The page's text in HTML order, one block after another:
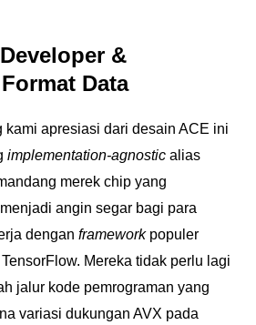
&
Data
kami apresiasi dari desain ACE ini
implementation-agnosticalias
merek chip yang
angin segar bagi para
dengan frameworkpopuler
Mereka tidak perlu lagi
jalur kode pemrograman yang
variasi dukungan AVX pada